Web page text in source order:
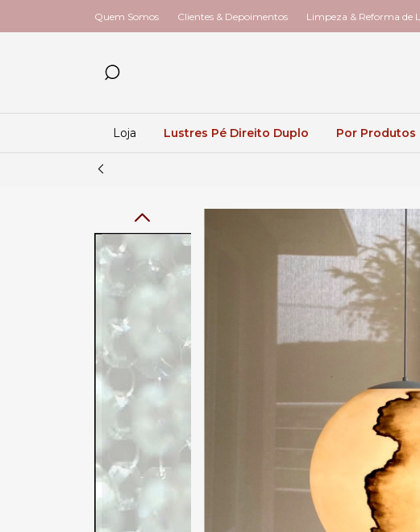
Quem Somos Clientes & Depoimentos Limpeza & Reforma de
Loja Lustres Pé Direito Duplo Por Produtos